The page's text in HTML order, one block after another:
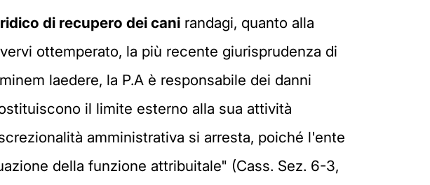
di recupero dei cani randagi, quanto alla
ottemperato, la più recente giurisprudenza di
laedere, la P.A è responsabile dei danni
il limite esterno alla sua attività
amministrativa si arresta, poiché l'ente
della funzione attribuitale" (Cass. Sez. 6-3,